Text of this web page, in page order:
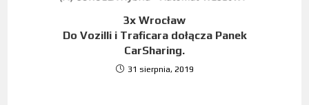
3x Wrocław
Do Vozilli i Traficara dołącza Panek
CarSharing.
31 sierpnia, 2019